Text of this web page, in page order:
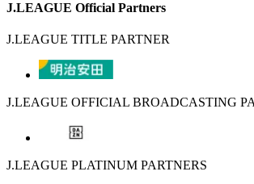
J.LEAGUE Official Partners
J.LEAGUE TITLE PARTNER
J.LEAGUE OFFICIAL BROADCASTING
J.LEAGUE PLATINUM PARTNERS